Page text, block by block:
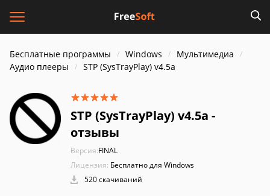
Бесплатные программы Windows
Мультимедиа
Аудио плееры
STP (SysTrayPlay) v4.5a
STP (SysTrayPlay) v4.5a -
отзывы
Версия:FINAL
Лицензия: Бесплатно для Windows
520 скачиваний